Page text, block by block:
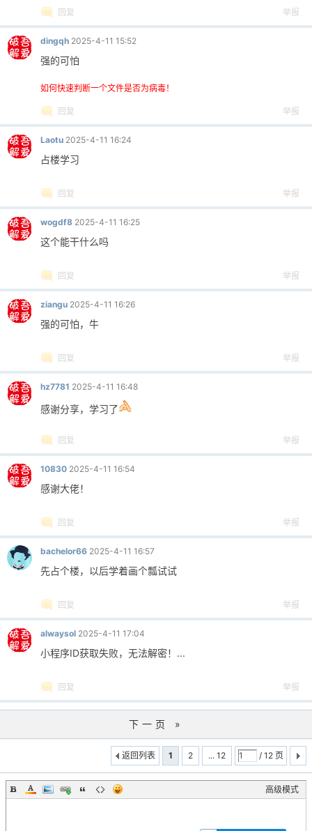
回复 举报
dingqh 2025-4-11 15:52
强的可怕
如何快速判断一个文件是否为病毒！
回复 举报
Laotu 2025-4-11 16:24
占楼学习
回复 举报
wogdf8 2025-4-11 16:25
这个能干什么吗
回复 举报
ziangu 2025-4-11 16:26
强的可怕，牛
回复 举报
hz7781 2025-4-11 16:48
感谢分享，学习了
回复 举报
10830 2025-4-11 16:54
感谢大佬！
回复 举报
bachelor66 2025-4-11 16:57
先占个楼，以后学着画个瓢试试
回复 举报
alwaysol 2025-4-11 17:04
小程序ID获取失败，无法解密！...
回复 举报
下一页 »
1 2 ... 12 / 12 页
返回列表
高级模式